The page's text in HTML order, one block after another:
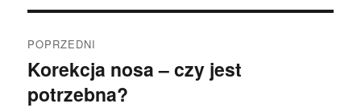
wpisu
POPRZEDNI
Poprzedni
wpis:
Korekcja nosa – czy jest
potrzebna?